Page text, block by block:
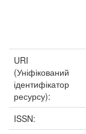
URI
(Уніфікований
ідентифікатор
ресурсу):
ISSN: